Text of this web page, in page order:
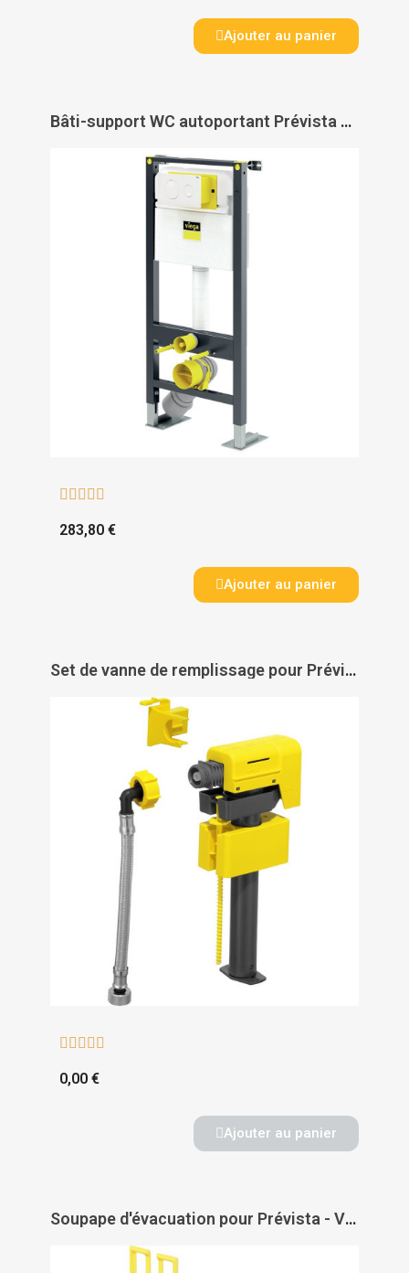
Ajouter au panier
Bâti-support WC autoportant Prévista avec plaque de commande Visign for Style - VIEGA
    
283,80 €
Ajouter au panier
Set de vanne de remplissage pour Prévista - VIEGA
    
0,00 €
Ajouter au panier
Soupape d'évacuation pour Prévista - VIEGA